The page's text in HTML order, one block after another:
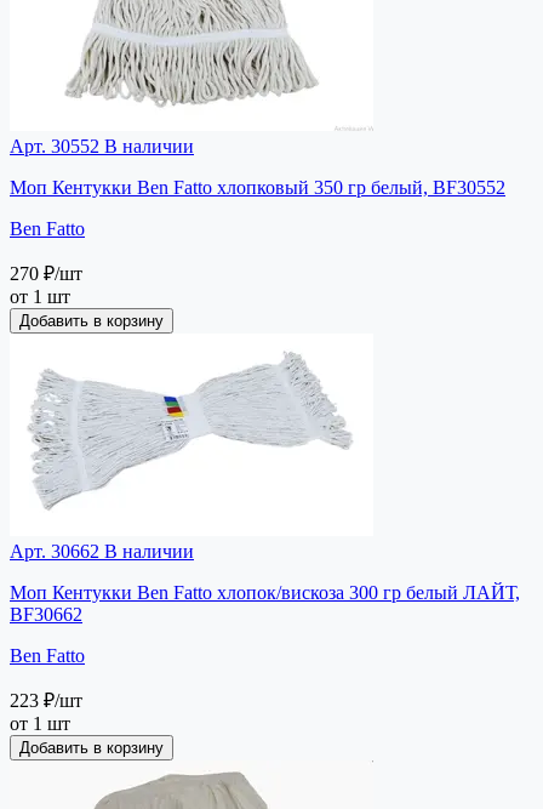
Арт. 30552 В наличии
Моп Кентукки Ben Fatto хлопковый 350 гр белый, BF30552
Ben Fatto
270 ₽/шт
от 1 шт
Добавить в корзину
Арт. 30662 В наличии
Моп Кентукки Ben Fatto хлопок/вискоза 300 гр белый ЛАЙТ,
BF30662
Ben Fatto
223 ₽/шт
от 1 шт
Добавить в корзину